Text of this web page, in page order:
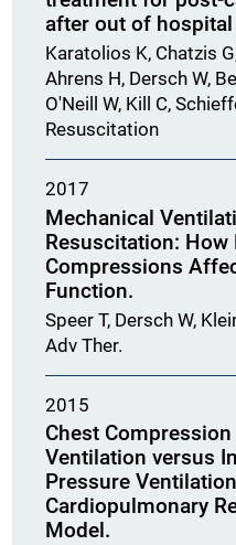
after out of
Karatolios K, Chatzis
Ahrens H, Dersch W,
O'Neill W, Kill C,
Resuscitation
2017
Mechanical
Resuscitation: How
Compressions
Function.
Speer T, Dersch W,
Adv Ther.
2015
Chest
Ventilation versus
Pressure
Cardiopulmonary
Model.